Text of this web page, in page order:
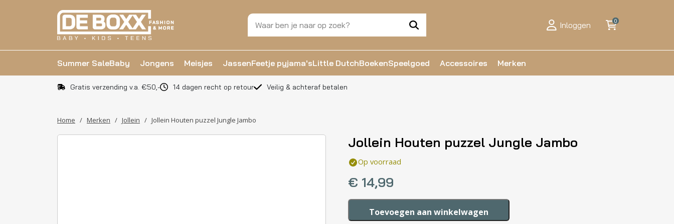
Inloggen 0
Summer SaleBaby Jongens Meisjes JassenFeetje pyjama'sLittle DutchBoekenSpeelgoed Accessoires Merken
Gratis verzending v.a. €50,- 14 dagen recht op retour Veilig & achteraf betalen
Home / Merken / Jollein / Jollein Houten puzzel Jungle Jambo
Jollein Houten puzzel Jungle Jambo
Op voorraad
€ 14,99
Jollein
Houten
Toevoegen aan winkelwagen